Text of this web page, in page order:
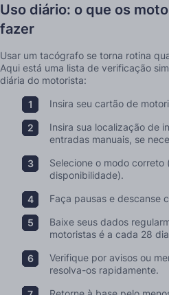
Uso diário: o que os
fazer
Usar um tacógrafo se torna rotina
Aqui está uma lista de verificação
diária do motorista:
Insira seu cartão de
Insira sua localização de
entradas manuais, se
Selecione o modo correto
disponibilidade).
Faça pausas e descanse
Baixe seus dados
motoristas é a cada 28
Verifique por avisos ou
resolva-os rapidamente.